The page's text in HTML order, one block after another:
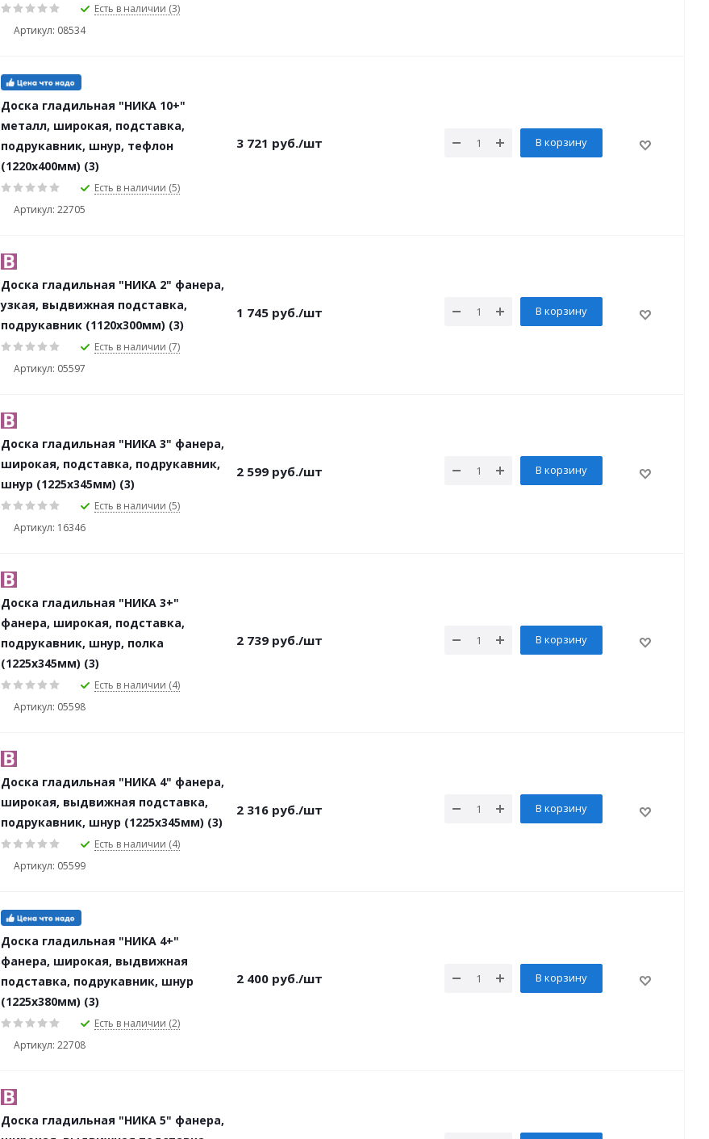
Есть в наличии (3)
Артикул: 08534
Доска гладильная "НИКА 10+"
металл, широкая, подставка,
подрукавник, шнур, тефлон
(1220х400мм) (3)
Есть в наличии (5)
Артикул: 22705
3 721 руб./шт В корзину
Доска гладильная "НИКА 2" фанера,
узкая, выдвижная подставка,
подрукавник (1120х300мм) (3)
Есть в наличии (7)
Артикул: 05597
1 745 руб./шт В корзину
Доска гладильная "НИКА 3" фанера,
широкая, подставка, подрукавник,
шнур (1225х345мм) (3)
Есть в наличии (5)
Артикул: 16346
2 599 руб./шт В корзину
Доска гладильная "НИКА 3+"
фанера, широкая, подставка,
подрукавник, шнур, полка
(1225х345мм) (3)
Есть в наличии (4)
Артикул: 05598
2 739 руб./шт В корзину
Доска гладильная "НИКА 4" фанера,
широкая, выдвижная подставка,
подрукавник, шнур (1225х345мм) (3)
Есть в наличии (4)
Артикул: 05599
2 316 руб./шт В корзину
Доска гладильная "НИКА 4+"
фанера, широкая, выдвижная
подставка, подрукавник, шнур
(1225х380мм) (3)
Есть в наличии (2)
Артикул: 22708
2 400 руб./шт В корзину
Доска гладильная "НИКА 5" фанера,